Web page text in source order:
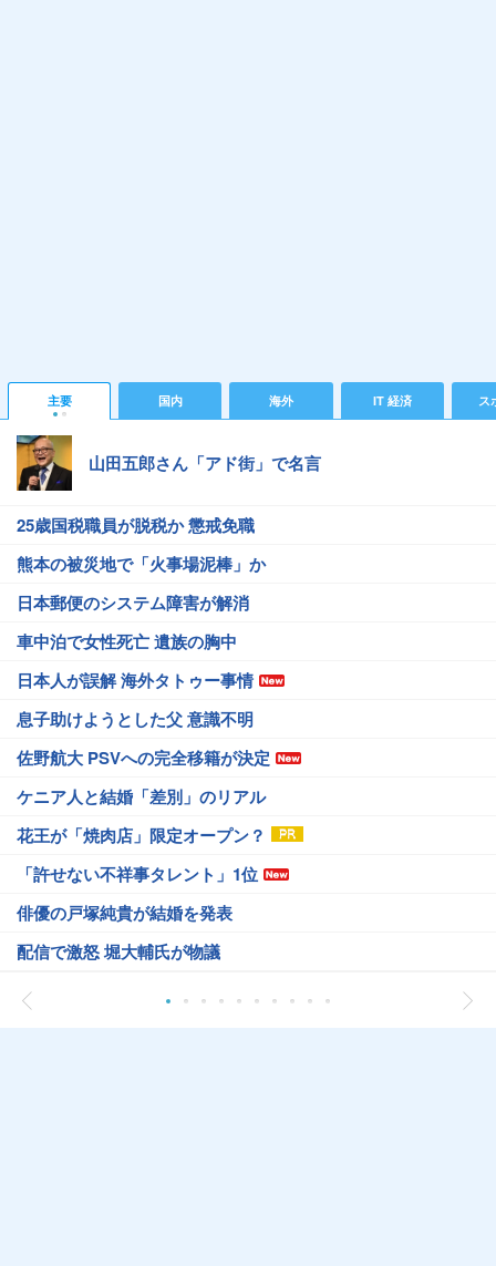
主要 国内 海外 IT 経済 ス
山田五郎さん「アド街」で名言
25歳国税職員が脱税か 懲戒免職
熊本の被災地で「火事場泥棒」か
日本郵便のシステム障害が解消
車中泊で女性死亡 遺族の胸中
日本人が誤解 海外タトゥー事情
息子助けようとした父 意識不明
佐野航大 PSVへの完全移籍が決定
ケニア人と結婚「差別」のリアル
花王が「焼肉店」限定オープン？
「許せない不祥事タレント」1位
俳優の戸塚純貴が結婚を発表
配信で激怒 堀大輔氏が物議